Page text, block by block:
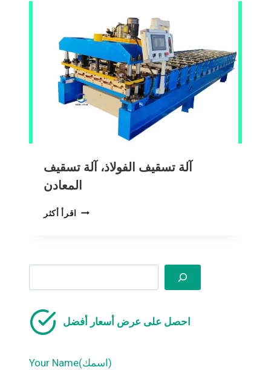
آلة تسقيف الفولاذ، آلة تسقيف
المعادن
اقرأ أكثر
آلة
احصل على عرض أسعار أفضل
Your Name(اسمك)